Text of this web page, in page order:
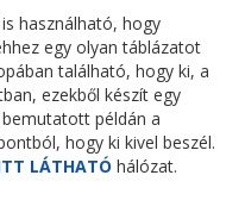
használható, hogy
egy olyan táblázatot
található, hogy ki, a
ezekből készít egy
példán a
hogy ki kivel beszél.
LÁTHATÓ hálózat.